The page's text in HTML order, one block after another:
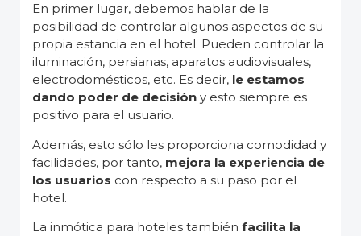
En primer lugar, debemos hablar de la
posibilidad de controlar algunos aspectos de su
propia estancia en el hotel. Pueden controlar la
iluminación, persianas, aparatos audiovisuales,
electrodomésticos, etc. Es decir, le estamos
dando poder de decisión y esto siempre es
positivo para el usuario.
Además, esto sólo les proporciona comodidad y
facilidades, por tanto, mejora la experiencia de
los usuarios con respecto a su paso por el
hotel.
La inmótica para hoteles también facilita la